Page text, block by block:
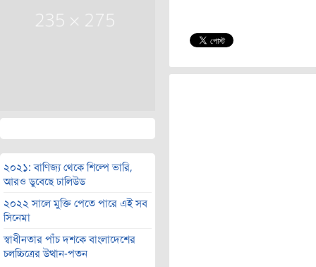
২০২১: বাণিজ্য থেকে শিল্পে ভারি,
আরও ডুবেছে ঢালিউড
২০২২ সালে মুক্তি পেতে পারে এই সব
সিনেমা
স্বাধীনতার পাঁচ দশকে বাংলাদেশের
চলচ্চিত্রের উত্থান-পতন